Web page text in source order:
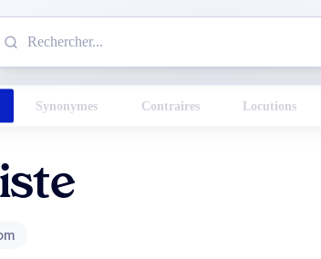
Synonymes Contraires Locutions